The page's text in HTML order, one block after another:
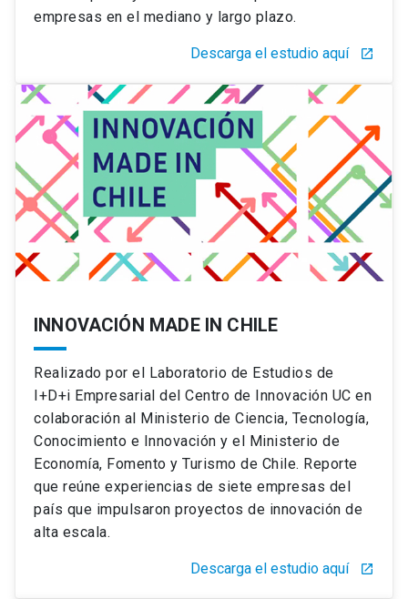
empresas en el mediano y largo plazo.
Descarga el estudio aquí launch
INNOVACIÓN MADE IN CHILE
Realizado por el Laboratorio de Estudios de
I+D+i Empresarial del Centro de Innovación UC en
colaboración al Ministerio de Ciencia, Tecnología,
Conocimiento e Innovación y el Ministerio de
Economía, Fomento y Turismo de Chile. Reporte
que reúne experiencias de siete empresas del
país que impulsaron proyectos de innovación de
alta escala.
Descarga el estudio aquí launch